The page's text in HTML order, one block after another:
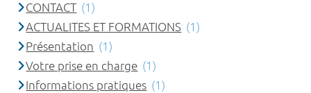
CONTACT (1)
ACTUALITES ET FORMATIONS (1)
Présentation (1)
Votre prise en charge (1)
Informations pratiques (1)